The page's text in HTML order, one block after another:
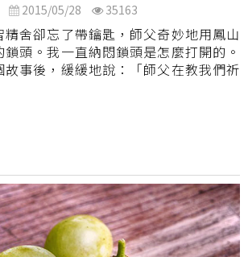
2015/05/28 35163
舍卻忘了帶鑰匙，師父奇妙地用鳳山
頭。我一直納悶鎖頭是怎麼打開的。
故事後，緩緩地說：「師父在教我們祈